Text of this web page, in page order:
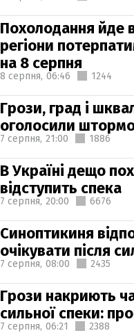
Похолодання йде
регіони
на 8 серпня
8 серпня, 06:46 1244
Грози, град і
оголосили
7 серпня, 21:00 1886
В Україні дещо
відступить спека
7 серпня, 20:00 6676
Синоптикиня
очікувати після
7 серпня, 08:00 2435
Грози накриють
сильної спеки:
7 серпня, 06:21 2388